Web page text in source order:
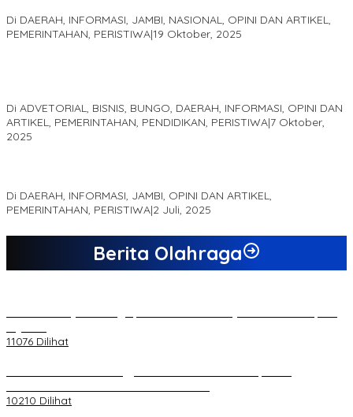
Di DAERAH, INFORMASI, JAMBI, NASIONAL, OPINI DAN ARTIKEL,
PEMERINTAHAN, PERISTIWA|19 Oktober, 2025
Di ADVETORIAL, BISNIS, BUNGO, DAERAH, INFORMASI, OPINI DAN
ARTIKEL, PEMERINTAHAN, PENDIDIKAN, PERISTIWA|7 Oktober,
2025
Di DAERAH, INFORMASI, JAMBI, OPINI DAN ARTIKEL,
PEMERINTAHAN, PERISTIWA|2 Juli, 2025
Berita Olahraga
11076 Dilihat
10210 Dilihat